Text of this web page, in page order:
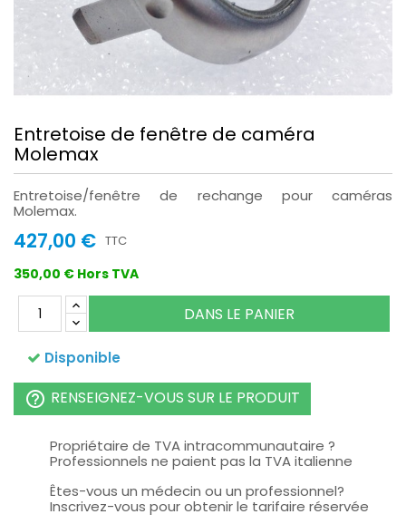
Entretoise de fenêtre de caméra
Molemax
Entretoise/fenêtre de rechange pour caméras
Molemax.
427,00 € TTC
350,00 € Hors TVA
DANS LE PANIER
Disponible
help_outline RENSEIGNEZ-VOUS SUR LE PRODUIT
Propriétaire de TVA intracommunautaire ?
Professionnels ne paient pas la TVA italienne
Êtes-vous un médecin ou un professionnel?
Inscrivez-vous pour obtenir le tarifaire réservée